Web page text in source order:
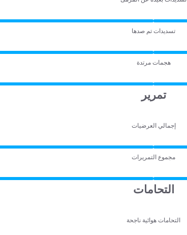
تسديدات تم صدها
هجمات مرتدة
تمرير
إجمالي العرضيات
مجموع التمريرات
التحامات
التحامات هوائية ناجحة